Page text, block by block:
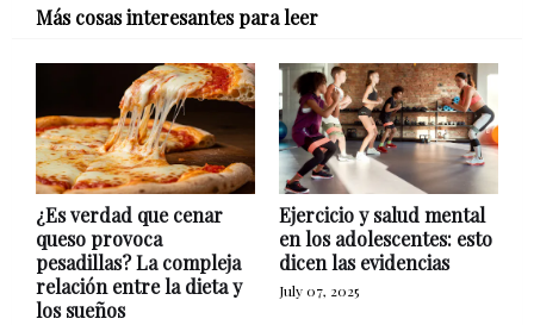
Más cosas interesantes para leer
¿Es verdad que cenar
queso provoca
pesadillas? La compleja
relación entre la dieta y
los sueños
Ejercicio y salud mental
en los adolescentes: esto
dicen las evidencias
July 07, 2025